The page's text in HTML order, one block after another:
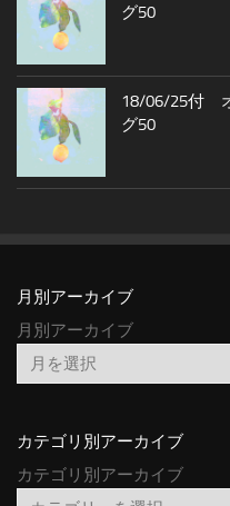
グ50
18/06/25付
グ50
月別アーカイブ
月別アーカイブ
カテゴリ別アーカイブ
カテゴリ別アーカイブ